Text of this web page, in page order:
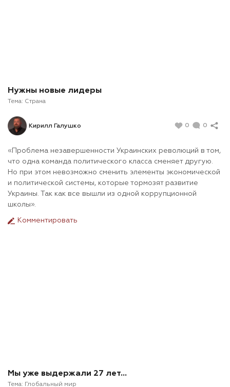
Нужны новые лидеры
Тема: Страна
Кирилл Галушко 0 0
«Проблема незавершенности Украинских революций в том,
что одна команда политического класса сменяет другую.
Но при этом невозможно сменить элементы экономической
и политической системы, которые тормозят развитие
Украины. Так как все вышли из одной коррупционной
школы».
Комментировать
Мы уже выдержали 27 лет…
Тема: Глобальный мир